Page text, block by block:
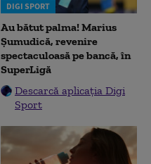
DIGI SPORT
Au bătut palma! Marius
Șumudică, revenire
spectaculoasă pe bancă, în
SuperLigă
Descarcă aplicația Digi
Sport